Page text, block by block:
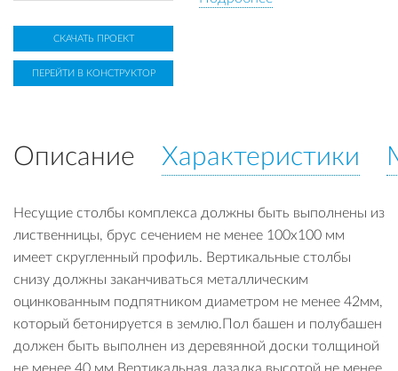
СКАЧАТЬ ПРОЕКТ
ПЕРЕЙТИ В КОНСТРУКТОР
Описание Характеристики
Несущие столбы комплекса должны быть выполнены из
лиственницы, брус сечением не менее 100х100 мм
имеет скругленный профиль. Вертикальные столбы
снизу должны заканчиваться металлическим
оцинкованным подпятником диаметром не менее 42мм,
который бетонируется в землю.Пол башен и полубашен
должен быть выполнен из деревянной доски толщиной
не менее 40 мм.Вертикальная лазалка высотой не менее